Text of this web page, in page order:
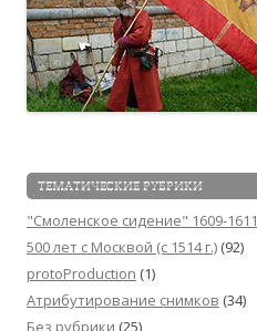
ТЕМАТИЧЕСКИЕ РУБРИКИ
"Смоленское сидение" 1609-1611
500 лет с Москвой (c 1514 г.) (92)
protoProduction (1)
Атрибутирование снимков (34)